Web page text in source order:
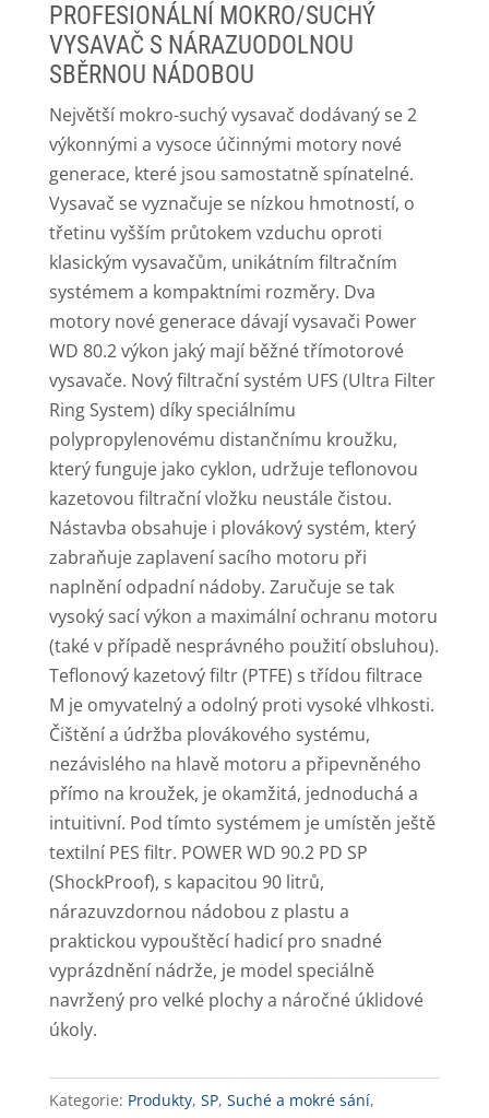
PROFESIONÁLNÍ MOKRO/SUCHÝ
VYSAVAČ S NÁRAZUODOLNOU
SBĚRNOU NÁDOBOU
Největší mokro-suchý vysavač dodávaný se 2
výkonnými a vysoce účinnými motory nové
generace, které jsou samostatně spínatelné.
Vysavač se vyznačuje se nízkou hmotností, o
třetinu vyšším průtokem vzduchu oproti
klasickým vysavačům, unikátním filtračním
systémem a kompaktními rozměry. Dva
motory nové generace dávají vysavači Power
WD 80.2 výkon jaký mají běžné třímotorové
vysavače. Nový filtrační systém UFS (Ultra Filter
Ring System) díky speciálnímu
polypropylenovému distančnímu kroužku,
který funguje jako cyklon, udržuje teflonovou
kazetovou filtrační vložku neustále čistou.
Nástavba obsahuje i plovákový systém, který
zabraňuje zaplavení sacího motoru při
naplnění odpadní nádoby. Zaručuje se tak
vysoký sací výkon a maximální ochranu motoru
(také v případě nesprávného použití obsluhou).
Teflonový kazetový filtr (PTFE) s třídou filtrace
M je omyvatelný a odolný proti vysoké vlhkosti.
Čištění a údržba plovákového systému,
nezávislého na hlavě motoru a připevněného
přímo na kroužek, je okamžitá, jednoduchá a
intuitivní. Pod tímto systémem je umístěn ještě
textilní PES filtr. POWER WD 90.2 PD SP
(ShockProof), s kapacitou 90 litrů,
nárazuvzdornou nádobou z plastu a
praktickou vypouštěcí hadicí pro snadné
vyprázdnění nádrže, je model speciálně
navržený pro velké plochy a náročné úklidové
úkoly.
Kategorie: Produkty, SP, Suché a mokré sání,